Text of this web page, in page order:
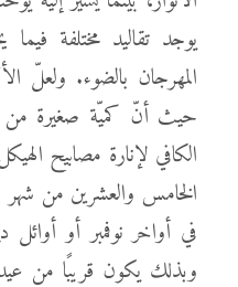
يوجد تقاليد مختلفة
المهرجان بالضوء.
حيث أنّ كميّة صغيرة من
الكافي لإنارة مصابيح
الخامس والعشرين من
في أواخر نوفمبر أو
وبذلك يكون قريبًا من